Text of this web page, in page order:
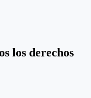
los derechos